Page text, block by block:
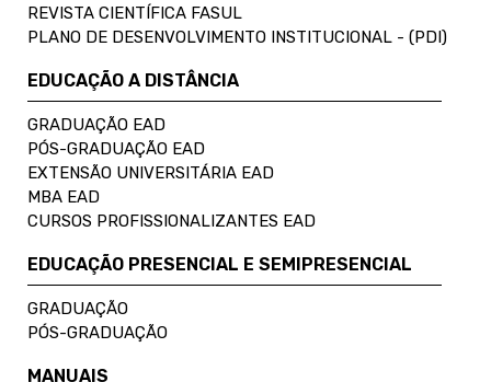
REVISTA CIENTÍFICA FASUL
PLANO DE DESENVOLVIMENTO INSTITUCIONAL - (PDI)
EDUCAÇÃO A DISTÂNCIA
GRADUAÇÃO EAD
PÓS-GRADUAÇÃO EAD
EXTENSÃO UNIVERSITÁRIA EAD
MBA EAD
CURSOS PROFISSIONALIZANTES EAD
EDUCAÇÃO PRESENCIAL E SEMIPRESENCIAL
GRADUAÇÃO
PÓS-GRADUAÇÃO
MANUAIS